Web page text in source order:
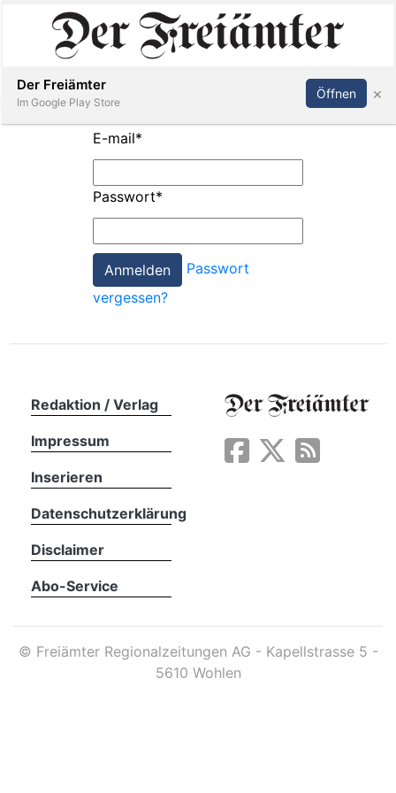
Paper
App
Inserieren Abonnieren Anmelden
E-mail*
Passwort*
Passwort
vergessen?
Redaktion / Verlag
Impressum
Inserieren
Datenschutzerklärung
Disclaimer
Abo-Service
© Freiämter Regionalzeitungen AG - Kapellstrasse 5 -
5610 Wohlen
Der Freiämter
Im Google Play Store
Öffnen ×